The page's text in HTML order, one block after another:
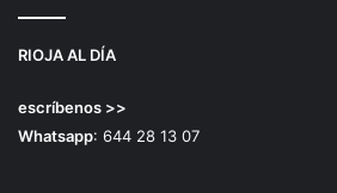
RIOJA AL DÍA
escríbenos >>
Whatsapp: 644 28 13 07